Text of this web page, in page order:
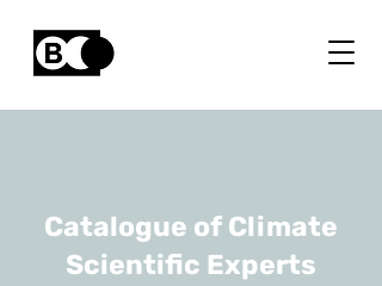
Catalogue of Climate
Scientific Experts